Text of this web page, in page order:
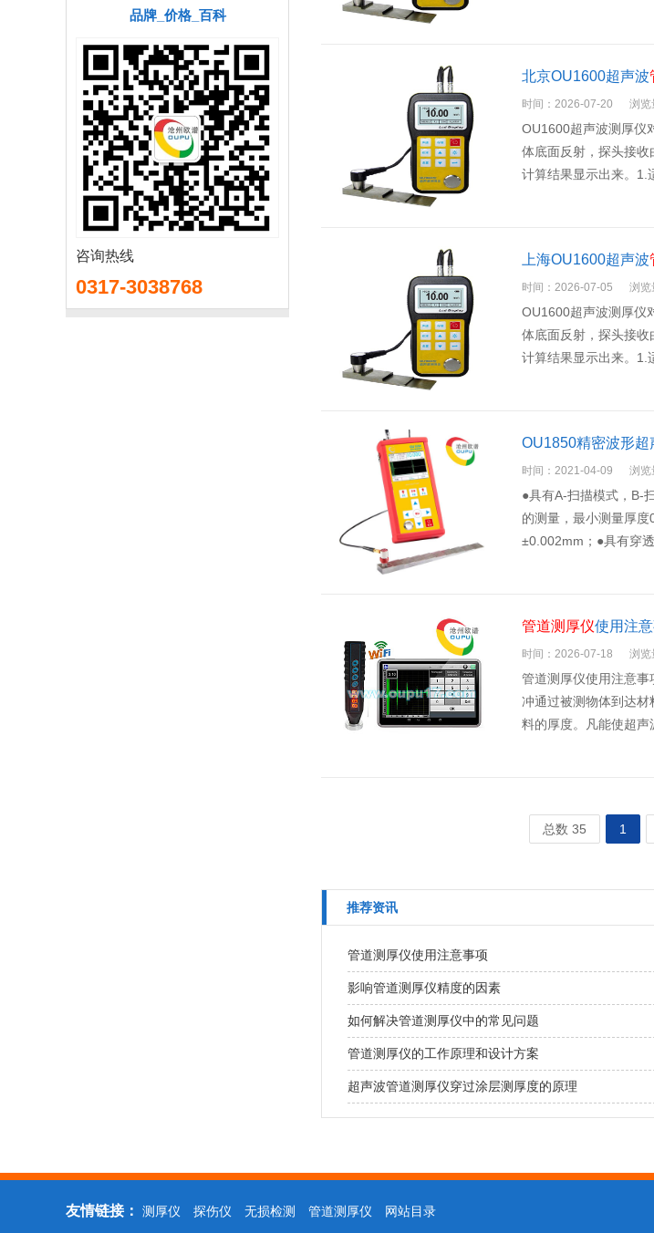
品牌_价格_百科
咨询热线
0317-3038768
北京OU1600超声波
时间：2026-07-20 浏览
OU1600超声波测厚仪
体底面反射，探头接
计算结果显示出来。1.
上海OU1600超声波
时间：2026-07-05 浏览
OU1600超声波测厚仪
体底面反射，探头接
计算结果显示出来。1.
OU1850精密波形超
时间：2021-04-09 浏览
●具有A-扫描模式，B-
的测量，最小测量厚
±0.002mm；●具有穿
管道测厚仪使用注
时间：2026-07-18 浏览
管道测厚仪使用注意
冲通过被测物体到达
料的厚度。凡能使超
总数 35 1
推荐资讯
管道测厚仪使用注意事项
影响管道测厚仪精度的因素
如何解决管道测厚仪中的常见问题
管道测厚仪的工作原理和设计方案
超声波管道测厚仪穿过涂层测厚度的原理
友情链接： 测厚仪 探伤仪 无损检测 管道测厚仪 网站目录